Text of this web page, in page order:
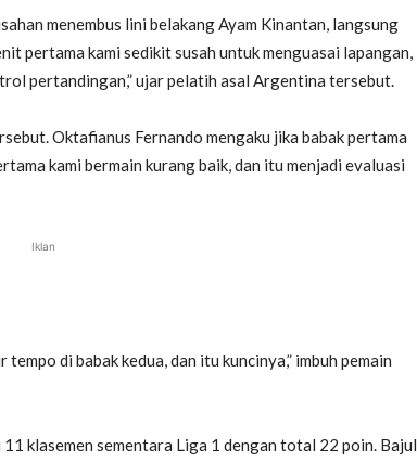
menembus lini belakang Ayam Kinantan, langsung
pertama kami sedikit susah untuk menguasai lapangan,
pertandingan,” ujar pelatih asal Argentina tersebut.
Oktafianus Fernando mengaku jika babak pertama
kami bermain kurang baik, dan itu menjadi evaluasi
Iklan
di babak kedua, dan itu kuncinya,” imbuh pemain
klasemen sementara Liga 1 dengan total 22 poin. Bajul